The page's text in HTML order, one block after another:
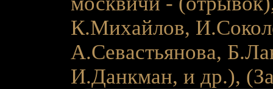
К.Михайлов,
А.Севастьянова,
И.Данкман, и др.),